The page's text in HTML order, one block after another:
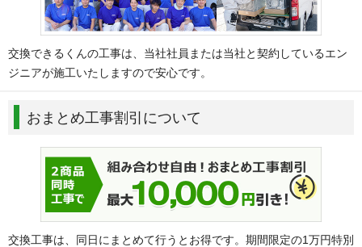
交換できるくんの工事は、当社社員または当社と契約しているエン
ジニアが施工いたしますので安心です。
おまとめ工事割引について
交換工事は、同日にまとめて行うとお得です。期間限定の1万円特別